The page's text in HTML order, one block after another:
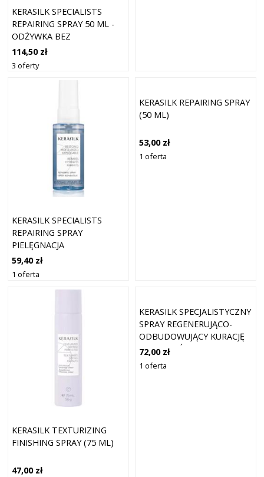
KERASILK SPECIALISTS
REPAIRING SPRAY 50 ML -
ODŻYWKA BEZ
SPŁUKIWANIA 1
114,50 zł
3 oferty
KERASILK SPECIALISTS
REPAIRING SPRAY
PIELĘGNACJA
REGENERUJĄCA DO
WŁOSÓW 50 ML
59,40 zł
1 oferta
KERASILK REPAIRING SPRAY
(50 ML)
53,00 zł
1 oferta
KERASILK TEXTURIZING
FINISHING SPRAY (75 ML)
47,00 zł
KERASILK SPECJALISTYCZNY
SPRAY REGENERUJĄCO-
ODBUDOWUJĄCY KURACJĘ
DO WŁOSÓW 50 ML
72,00 zł
1 oferta